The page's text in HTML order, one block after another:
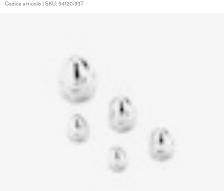
Codice articolo | SKU: 94120-93T